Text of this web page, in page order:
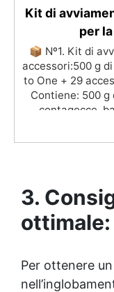
Kit di
per
📦 Nº1. Kit di
accessori:500 g
to One + 29
Contiene: 500
contagocce,
bicchieri. 📦
lettere,
3.
ottimale:
Per ottenere